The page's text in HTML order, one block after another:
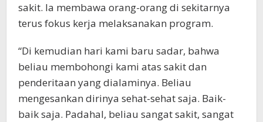
sakit. Ia membawa orang-orang di sekitarnya
terus fokus kerja melaksanakan program.
“Di kemudian hari kami baru sadar, bahwa
beliau membohongi kami atas sakit dan
penderitaan yang dialaminya. Beliau
mengesankan dirinya sehat-sehat saja. Baik-
baik saja. Padahal, beliau sangat sakit, sangat